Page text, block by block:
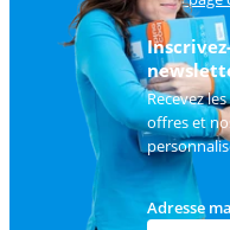
client.
Recevez
offres et
Adresse